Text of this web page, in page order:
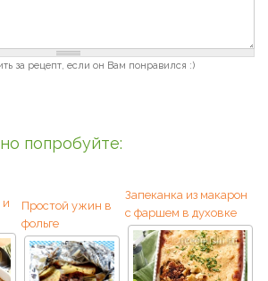
за рецепт, если он Вам понравился :)
попробуйте:
и
Простой ужин в
фольге
Запеканка из макарон
с фаршем в духовке